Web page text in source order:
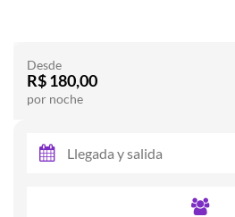
Desde
R$ 180,00
por noche